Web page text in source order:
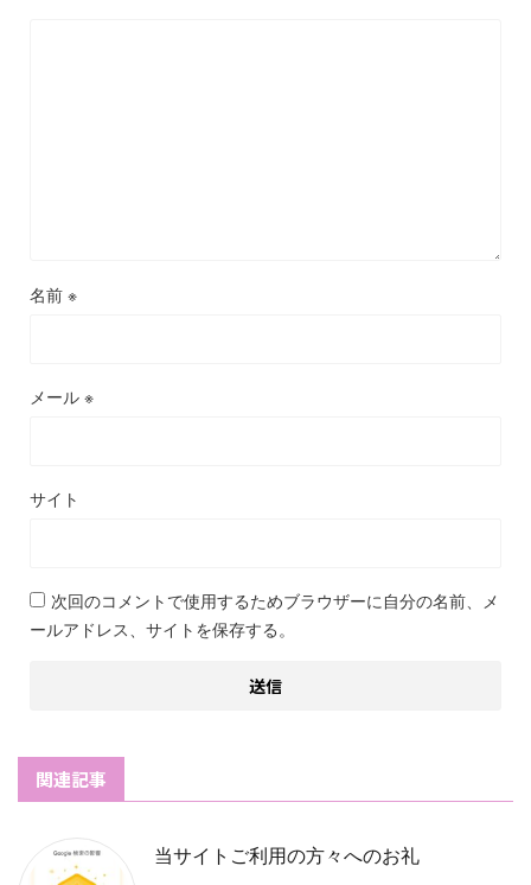
名前 ※
メール ※
サイト
次回のコメントで使用するためブラウザーに自分の名前、メ
ールアドレス、サイトを保存する。
関連記事
当サイトご利用の方々へのお礼